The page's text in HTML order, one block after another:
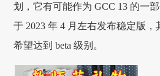
划，它有可能作为 GCC 13 的一
于 2023 年 4 月左右发布稳定版，
希望达到 beta 级别。